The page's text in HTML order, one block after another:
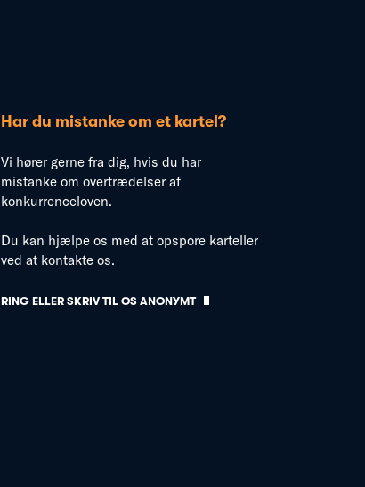
Har du mistanke om et kartel?
Vi hører gerne fra dig, hvis du har
mistanke om overtrædelser af
konkurrenceloven.
Du kan hjælpe os med at opspore karteller
ved at kontakte os.
RING ELLER SKRIV TIL OS ANONYMT